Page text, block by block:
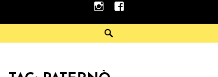
instagramfacebook